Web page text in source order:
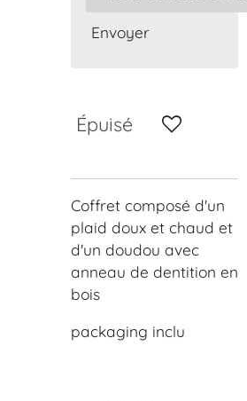
Envoyer
Épuisé
Coffret composé d'un
plaid doux et chaud et
d'un doudou avec
anneau de dentition en
bois
packaging inclu